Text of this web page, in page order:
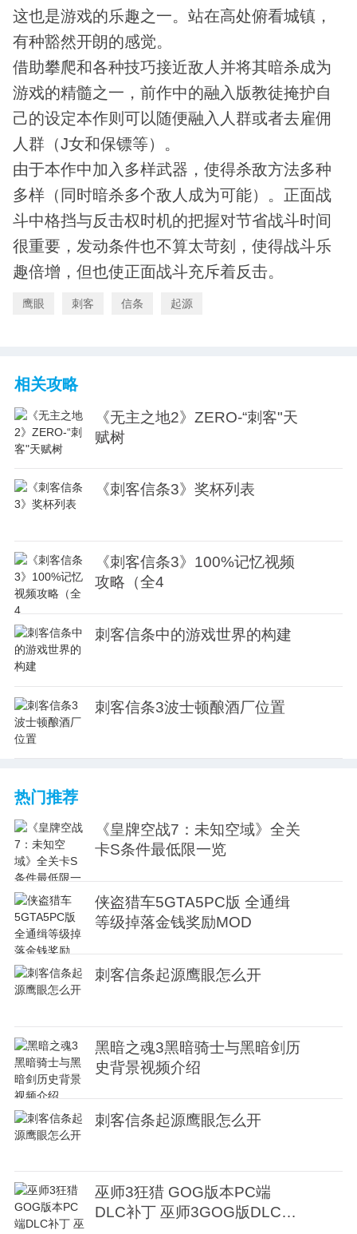
这也是游戏的乐趣之一。站在高处俯看城镇，
有种豁然开朗的感觉。
借助攀爬和各种技巧接近敌人并将其暗杀成为
游戏的精髓之一，前作中的融入版教徒掩护自
己的设定本作则可以随便融入人群或者去雇佣
人群（J女和保镖等）。
由于本作中加入多样武器，使得杀敌方法多种
多样（同时暗杀多个敌人成为可能）。正面战
斗中格挡与反击权时机的把握对节省战斗时间
很重要，发动条件也不算太苛刻，使得战斗乐
趣倍增，但也使正面战斗充斥着反击。
鹰眼 刺客 信条 起源
相关攻略
《无主之地2》ZERO-“刺客"天
赋树
《刺客信条3》奖杯列表
《刺客信条3》100%记忆视频
攻略（全4
刺客信条中的游戏世界的构建
刺客信条3波士顿酿酒厂位置
热门推荐
《皇牌空战7：未知空域》全关
卡S条件最低限一览
侠盗猎车5GTA5PC版 全通缉
等级掉落金钱奖励MOD
刺客信条起源鹰眼怎么开
黑暗之魂3黑暗骑士与黑暗剑历
史背景视频介绍
刺客信条起源鹰眼怎么开
巫师3狂猎 GOG版本PC端
DLC补丁 巫师3GOG版DLC分